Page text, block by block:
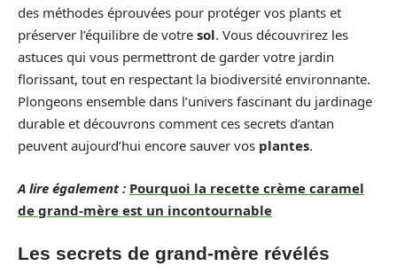
des méthodes éprouvées pour protéger vos plants et
préserver l’équilibre de votre sol. Vous découvrirez les
astuces qui vous permettront de garder votre jardin
florissant, tout en respectant la biodiversité environnante.
Plongeons ensemble dans l’univers fascinant du jardinage
durable et découvrons comment ces secrets d’antan
peuvent aujourd’hui encore sauver vos plantes.
A lire également : Pourquoi la recette crème caramel
de grand-mère est un incontournable
Les secrets de grand-mère révélés